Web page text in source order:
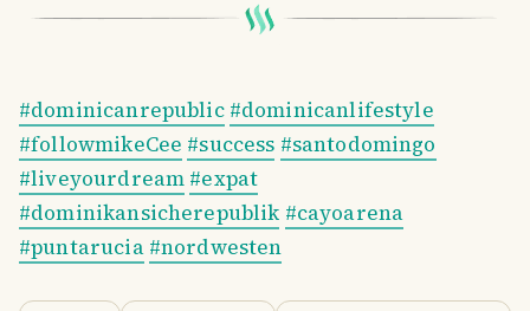
#dominicanrepublic #dominicanlifestyle
#followmikeCee #success #santodomingo
#liveyourdream #expat
#dominikansicherepublik #cayoarena
#puntarucia #nordwesten